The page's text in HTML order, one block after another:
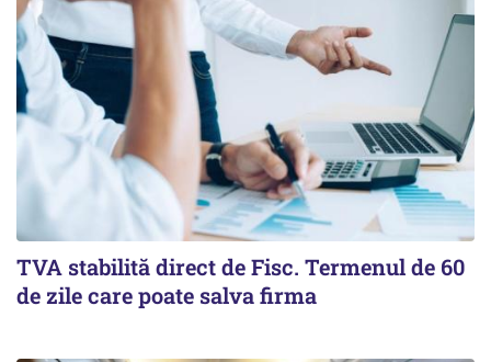
TVA stabilită direct de Fisc. Termenul de 60
de zile care poate salva firma